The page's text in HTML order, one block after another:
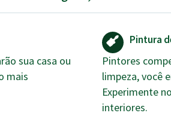
sua casa ou
mais
Pintura
Pintores
limpeza, você
Experimente
interiores.